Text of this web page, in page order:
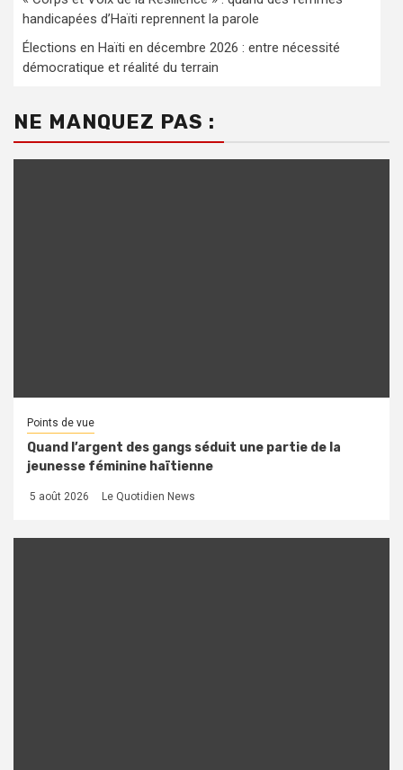
handicapées d’Haïti reprennent la parole
Élections en Haïti en décembre 2026 : entre nécessité
démocratique et réalité du terrain
NE MANQUEZ PAS :
Points de vue
Quand l’argent des gangs séduit une partie de la
jeunesse féminine haïtienne
5 août 2026 Le Quotidien News